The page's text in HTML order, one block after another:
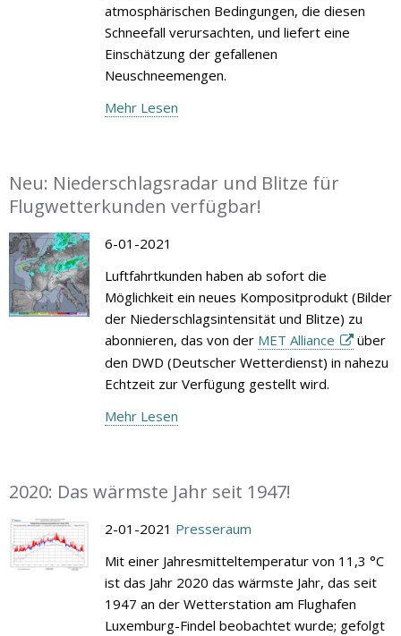
atmosphärischen Bedingungen, die diesen
Schneefall verursachten, und liefert eine
Einschätzung der gefallenen
Neuschneemengen.
Mehr Lesen
Neu: Niederschlagsradar und Blitze für
Flugwetterkunden verfügbar!
6-01-2021
Luftfahrtkunden haben ab sofort die
Möglichkeit ein neues Kompositprodukt (Bilder
der Niederschlagsintensität und Blitze) zu
abonnieren, das von der MET Alliance
über
den DWD (Deutscher Wetterdienst) in nahezu
Echtzeit zur Verfügung gestellt wird.
Mehr Lesen
2020: Das wärmste Jahr seit 1947!
2-01-2021 Presseraum
Mit einer Jahresmitteltemperatur von 11,3 °C
ist das Jahr 2020 das wärmste Jahr, das seit
1947 an der Wetterstation am Flughafen
Luxemburg-Findel beobachtet wurde; gefolgt